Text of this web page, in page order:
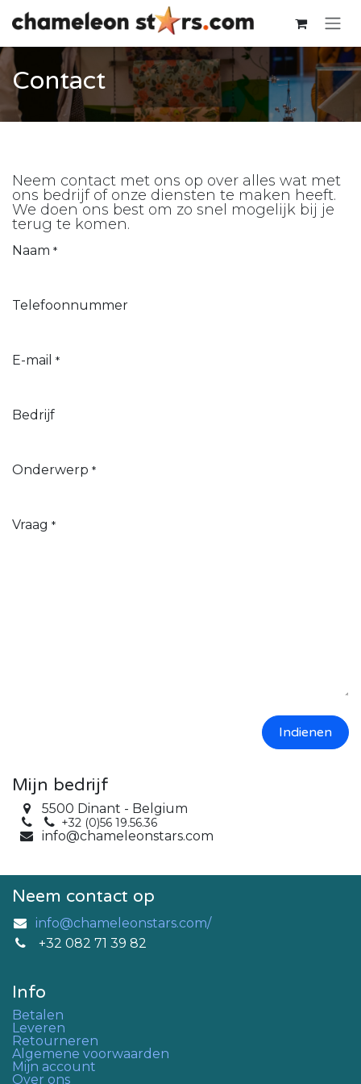
Overslaan naar inhoud
Contact
Neem contact met ons op over alles wat met
ons bedrijf of onze diensten te maken heeft.
We doen ons best om zo snel mogelijk bij je
terug te komen.
Naam *
Telefoonnummer
E-mail *
Bedrijf
Onderwerp *
Vraag *
Indienen
Mijn bedrijf
5500 Dinant - Belgium
+32 (0)56 19.56.36
info@chameleonstars.com
Neem contact op
info@chameleonstars.com/
+32 082 71 39 82
Info
Betalen
Leveren
Retourneren
Algemene voorwaarden
Mijn account
Over ons